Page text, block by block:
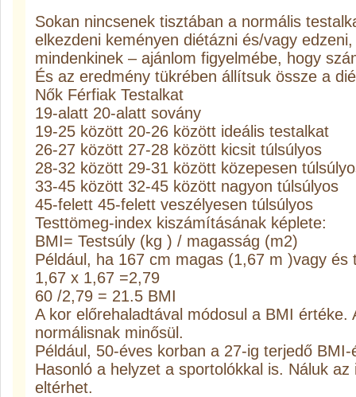
Sokan nincsenek tisztában a normális
elkezdeni keményen diétázni és/vagy
mindenkinek – ajánlom figyelmébe, hogy
És az eredmény tükrében állítsuk össze a
Nők Férfiak Testalkat
19-alatt 20-alatt sovány
19-25 között 20-26 között ideális testalkat
26-27 között 27-28 között kicsit túlsúlyos
28-32 között 29-31 között közepesen
33-45 között 32-45 között nagyon túlsúlyos
45-felett 45-felett veszélyesen túlsúlyos
Testtömeg-index kiszámításának képlete:
BMI= Testsúly (kg ) / magasság (m2)
Például, ha 167 cm magas (1,67 m )vagy és
1,67 x 1,67 =2,79
60 /2,79 = 21.5 BMI
A kor előrehaladtával módosul a BMI
normálisnak minősül.
Például, 50-éves korban a 27-ig terjedő
Hasonló a helyzet a sportolókkal is. Náluk
eltérhet.